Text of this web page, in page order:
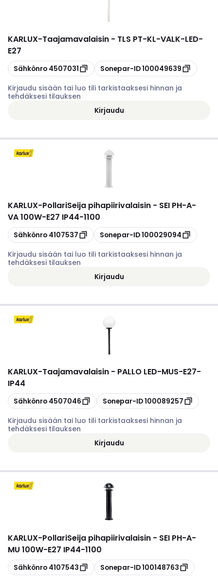
KARLUX-Taajamavalaisin - TLS PT-KL-VALK-LED-
E27
Kopioi
Sähkönro 4507031 Kopioi
Sonepar-ID100049639
Kirjaudu sisään tai luo tili tarkistaaksesi hinnan ja
tehdäksesi tilauksen
Kirjaudu
KARLUX-PollariSeija pihapiirivalaisin - SEI PH-A-
VA 100W-E27 IP44-1100
Kopioi
Sähkönro 4107537 Kopioi
Sonepar-ID100029094
Kirjaudu sisään tai luo tili tarkistaaksesi hinnan ja
tehdäksesi tilauksen
Kirjaudu
KARLUX-Taajamavalaisin - PALLO LED-MUS-E27-
IP44
Kopioi
Sähkönro 4507046 Kopioi
Sonepar-ID100089257
Kirjaudu sisään tai luo tili tarkistaaksesi hinnan ja
tehdäksesi tilauksen
Kirjaudu
KARLUX-PollariSeija pihapiirivalaisin - SEI PH-A-
MU 100W-E27 IP44-1100
Kopioi
Sähkönro 4107543 Kopioi
Sonepar-ID100148763